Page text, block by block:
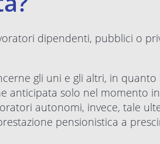
dipendenti, pubblici o
gli uni e gli altri, in quanto
anticipata solo nel momento
autonomi, invece, tale
pensionistica a